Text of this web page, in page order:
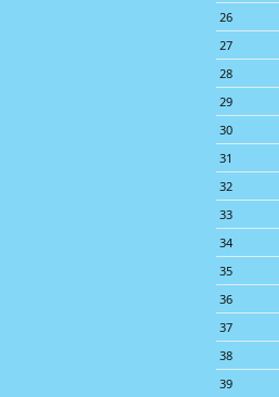
26
27
28
29
30
31
32
33
34
35
36
37
38
39